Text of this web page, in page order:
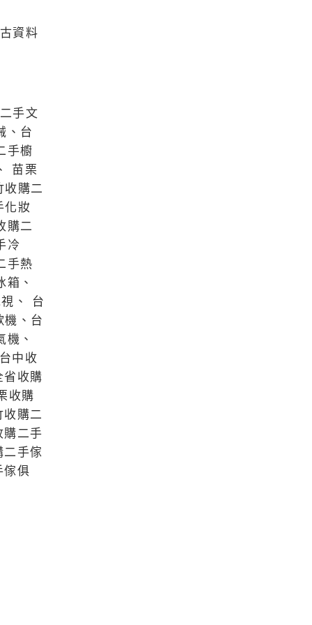
資料
手文
、台
手櫥
苗栗
購二
化妝
購二
冷
手熱
、
、 台
、台
、
中收
收購
收購
購二
二手
手傢
俱